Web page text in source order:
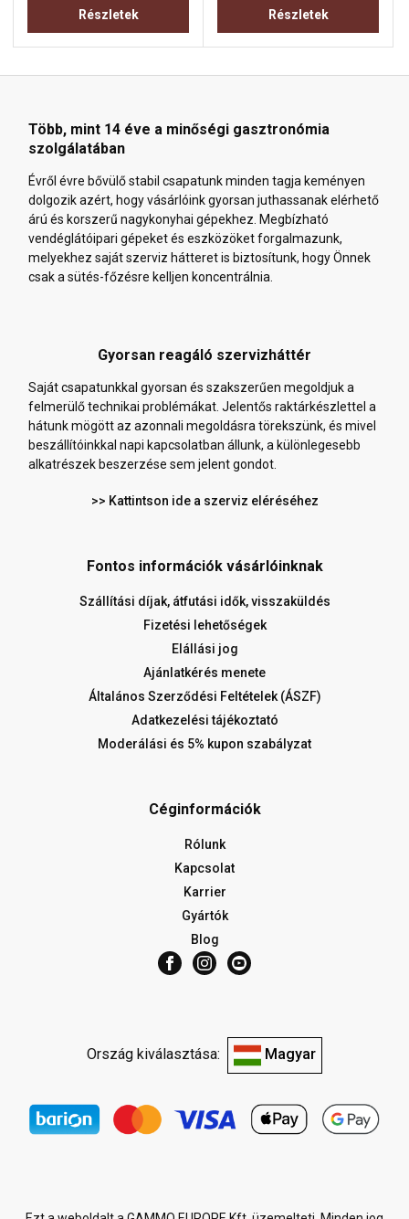
Részletek Részletek
Több, mint 14 éve a minőségi gasztronómia
szolgálatában
Évről évre bővülő stabil csapatunk minden tagja keményen
dolgozik azért, hogy vásárlóink gyorsan juthassanak elérhető
árú és korszerű nagykonyhai gépekhez. Megbízható
vendéglátóipari gépeket és eszközöket forgalmazunk,
melyekhez saját szerviz hátteret is biztosítunk, hogy Önnek
csak a sütés-főzésre kelljen koncentrálnia.
Gyorsan reagáló szervizháttér
Saját csapatunkkal gyorsan és szakszerűen megoldjuk a
felmerülő technikai problémákat. Jelentős raktárkészlettel a
hátunk mögött az azonnali megoldásra törekszünk, és mivel
beszállítóinkkal napi kapcsolatban állunk, a különlegesebb
alkatrészek beszerzése sem jelent gondot.
>> Kattintson ide a szerviz eléréséhez
Fontos információk vásárlóinknak
Szállítási díjak, átfutási idők, visszaküldés
Fizetési lehetőségek
Elállási jog
Ajánlatkérés menete
Általános Szerződési Feltételek (ÁSZF)
Adatkezelési tájékoztató
Moderálási és 5% kupon szabályzat
Céginformációk
Rólunk
Kapcsolat
Karrier
Gyártók
Blog
Ország kiválasztása: Magyar